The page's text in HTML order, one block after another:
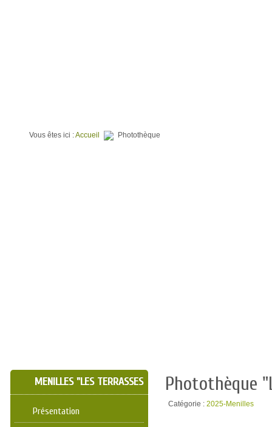
Vous êtes ici :Accueil Photothèque
Photothèque
Catégorie : 2025-Menilles
MENILLES "LES TERRASSES
DU CHATEAU"
Présentation